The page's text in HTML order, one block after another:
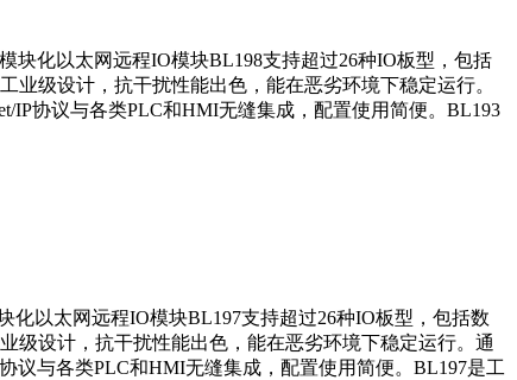
块化以太网远程IO模块BL198支持超过26种IO板型，包括
级设计，抗干扰性能出色，能在恶劣环境下稳定运行。
IP协议与各类PLC和HMI无缝集成，配置使用简便。BL193
化以太网远程IO模块BL197支持超过26种IO板型，包括数
级设计，抗干扰性能出色，能在恶劣环境下稳定运行。通
议与各类PLC和HMI无缝集成，配置使用简便。BL197是工